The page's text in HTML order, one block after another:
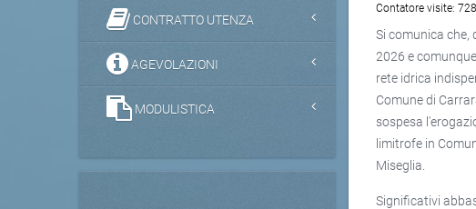
Contatore visite:
Si comunica che,
2026 e
rete idrica
Comune di
sospesa
limitrofe in
Miseglia.
Significativi
CONTRATTO UTENZA
AGEVOLAZIONI
MODULISTICA